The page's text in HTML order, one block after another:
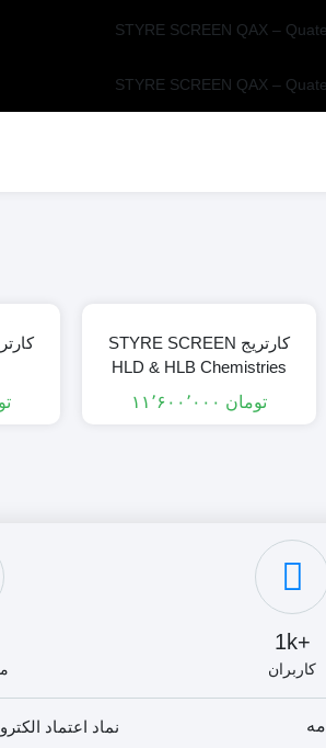
STYRE SCREEN QAX –
STYRE SCREEN QAX –
کارتریج STYRE SCREEN
HLD & HLB Chemistries
تومان
+1k
کاربران
نماد اعتماد